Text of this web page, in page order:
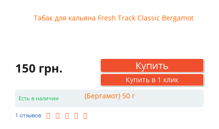
150 грн. Купить
Купить в 1 клик
Есть в наличии
1 отзывов